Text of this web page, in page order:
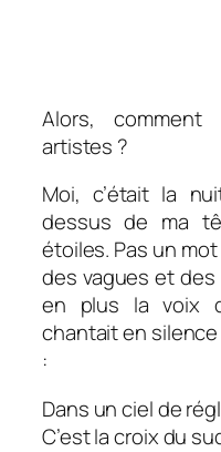
Alors,
artistes ?
Moi, c’était la
dessus de ma
étoiles. Pas un
des vagues et des
en plus la voix
chantait en
:
Dans un ciel de
C’est la croix du